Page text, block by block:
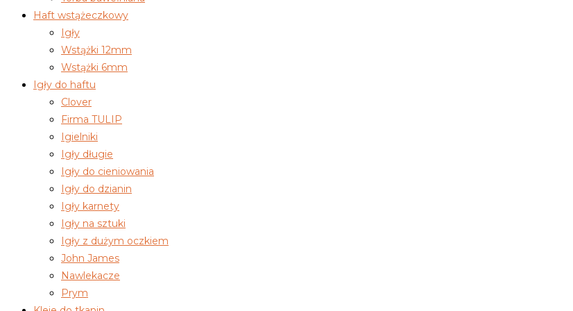
Haft wstążeczkowy
Igły
Wstążki 12mm
Wstążki 6mm
Igły do haftu
Clover
Firma TULIP
Igielniki
Igły długie
Igły do cieniowania
Igły do dzianin
Igły karnety
Igły na sztuki
Igły z dużym oczkiem
John James
Nawlekacze
Prym